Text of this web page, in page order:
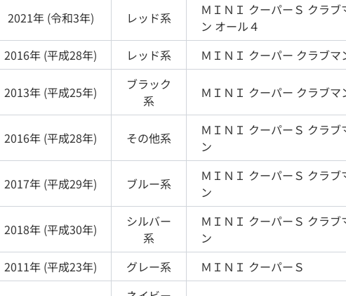
2021年 (令和3年) レッド系 ＭＩＮＩ クーパーＳ クラブ
ン オール４
2016年 (平成28年) レッド系 ＭＩＮＩ クーパー クラブマ
2013年 (平成25年)
ブラック
系
ＭＩＮＩ クーパー クラブマ
2016年 (平成28年) その他系 ＭＩＮＩ クーパーＳ クラブ
ン
2017年 (平成29年) ブルー系 ＭＩＮＩ クーパーＳ クラブ
ン
2018年 (平成30年)
シルバー
系
ＭＩＮＩ クーパーＳ クラブ
ン
2011年 (平成23年) グレー系 ＭＩＮＩ クーパーＳ